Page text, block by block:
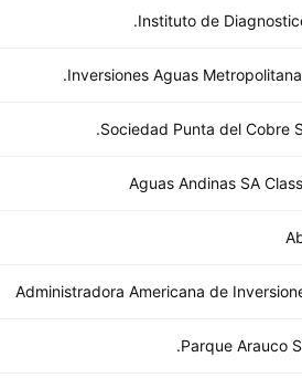
Instituto de
Inversiones Aguas
Sociedad Punta del Cobre
Aguas Andinas SA
Administradora Americana de
Parque Arauco